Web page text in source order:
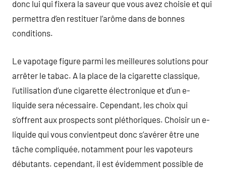
donc lui qui fixera la saveur que vous avez choisie et qui
permettra d’en restituer l’arôme dans de bonnes
conditions.
Le vapotage figure parmi les meilleures solutions pour
arrêter le tabac. A la place de la cigarette classique,
l’utilisation d’une cigarette électronique et d’un e-
liquide sera nécessaire. Cependant, les choix qui
s’offrent aux prospects sont pléthoriques. Choisir un e-
liquide qui vous convientpeut donc s’avérer être une
tâche compliquée, notamment pour les vapoteurs
débutants. cependant, il est évidemment possible de